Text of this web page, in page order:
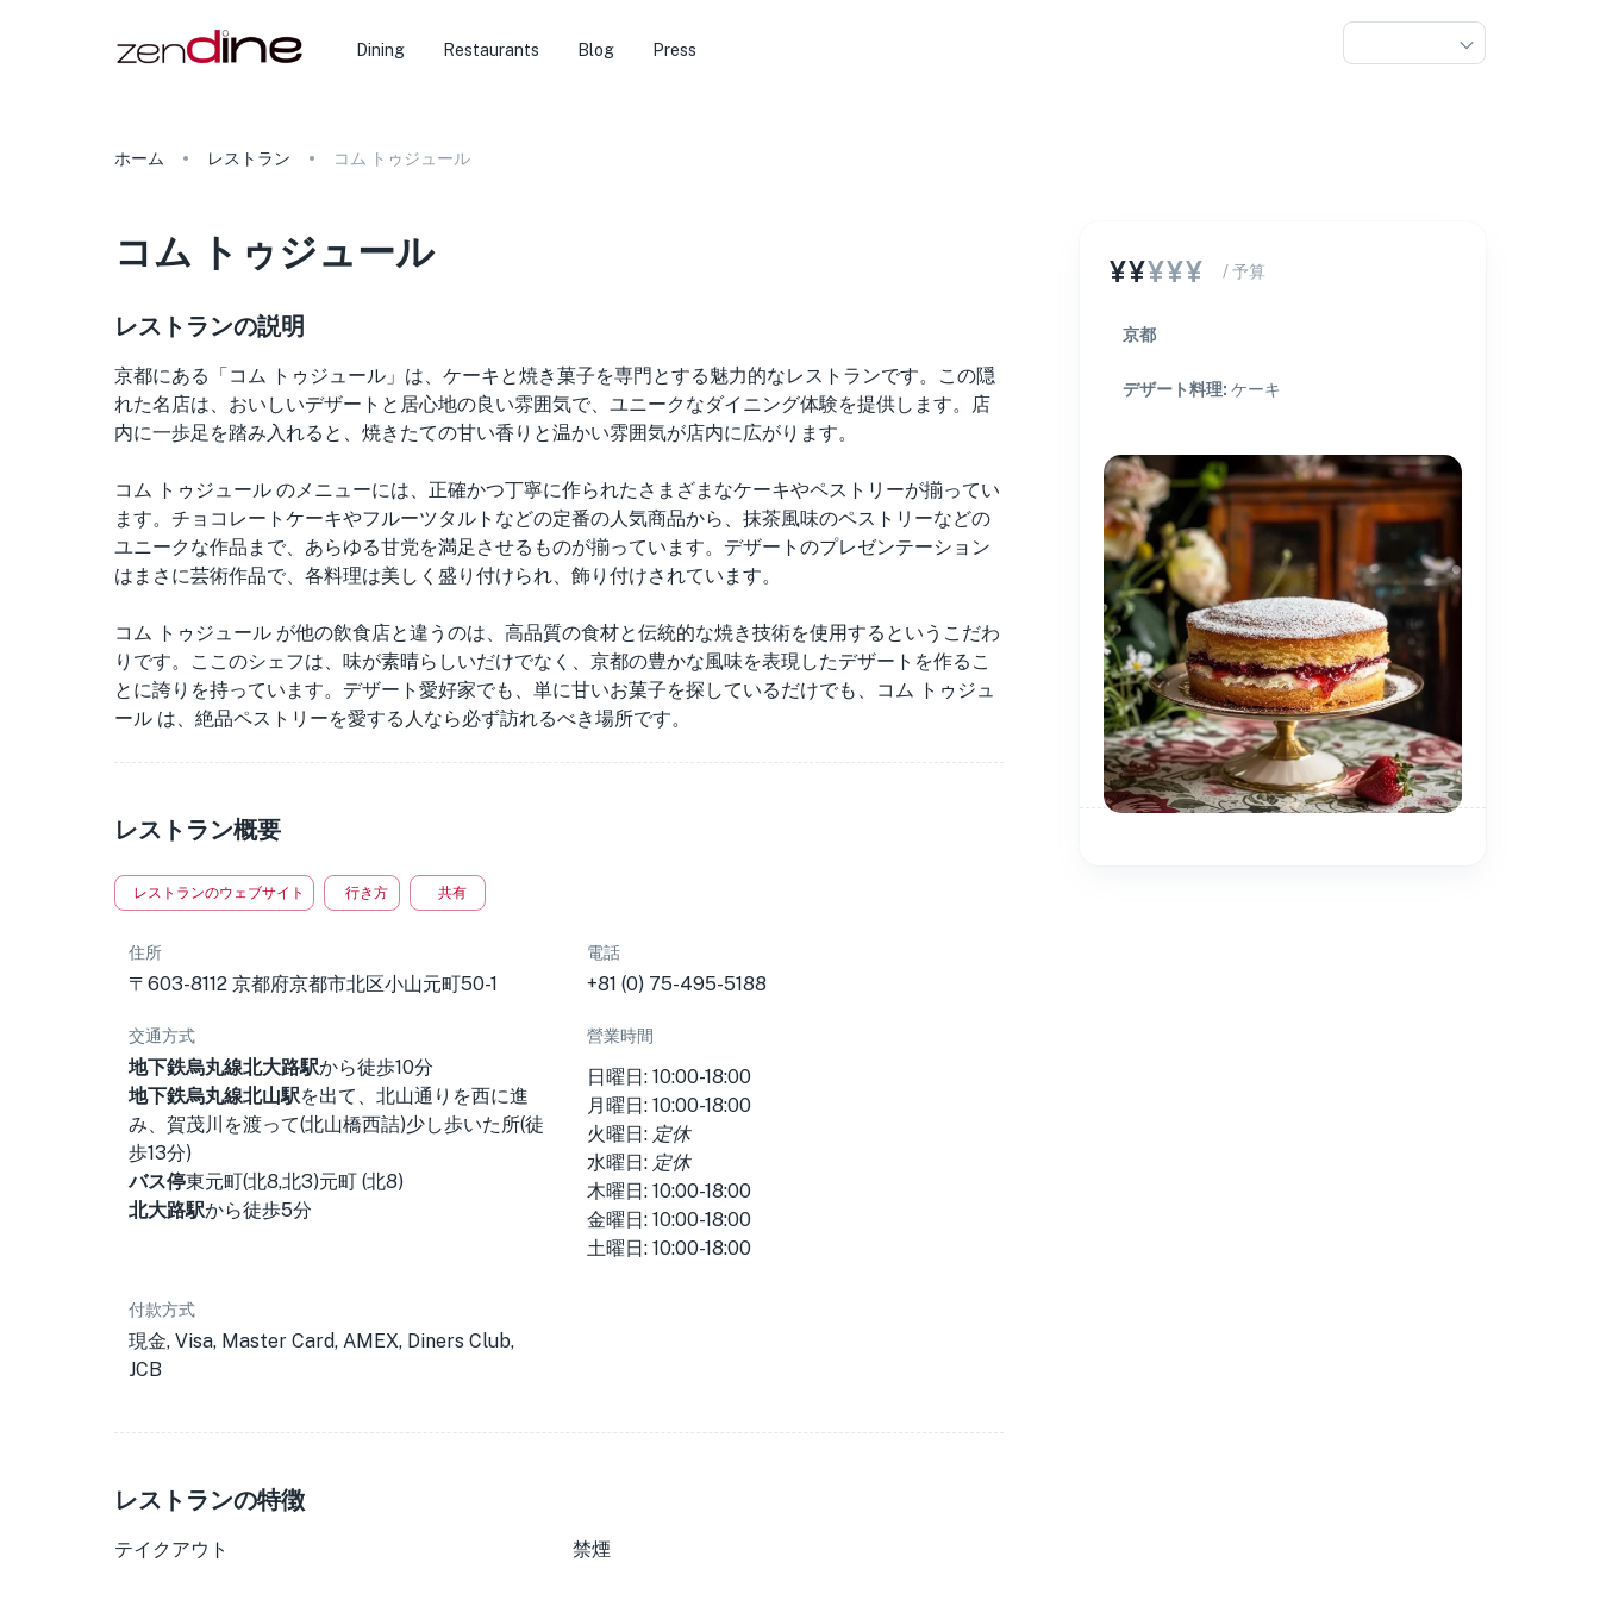
Dining Restaurants Blog Press
ホーム レストラン コム トゥジュール
コム トゥジュール
レストランの説明
京都にある「コム トゥジュール」は、ケーキと焼き菓子を専門とする魅力的なレストランです。この隠
れた名店は、おいしいデザートと居心地の良い雰囲気で、ユニークなダイニング体験を提供します。店
内に一歩足を踏み入れると、焼きたての甘い香りと温かい雰囲気が店内に広がります。
コム トゥジュール のメニューには、正確かつ丁寧に作られたさまざまなケーキやペストリーが揃ってい
ます。チョコレートケーキやフルーツタルトなどの定番の人気商品から、抹茶風味のペストリーなどの
ユニークな作品まで、あらゆる甘党を満足させるものが揃っています。デザートのプレゼンテーション
はまさに芸術作品で、各料理は美しく盛り付けられ、飾り付けされています。
コム トゥジュール が他の飲食店と違うのは、高品質の食材と伝統的な焼き技術を使用するというこだわ
りです。ここのシェフは、味が素晴らしいだけでなく、京都の豊かな風味を表現したデザートを作るこ
とに誇りを持っています。デザート愛好家でも、単に甘いお菓子を探しているだけでも、コム トゥジュ
ール は、絶品ペストリーを愛する人なら必ず訪れるべき場所です。
レストラン概要
レストランのウェブサイト 行き方 共有
住所
〒603-8112 京都府京都市北区小山元町50-1
電話
+81 (0) 75-495-5188
交通方式
地下鉄烏丸線北大路駅から徒歩10分
地下鉄烏丸線北山駅を出て、北山通りを西に進
み、賀茂川を渡って(北山橋西詰)少し歩いた所(徒
歩13分)
バス停東元町(北8,北3)元町 (北8)
北大路駅から徒歩5分
營業時間
日曜日: 10:00-18:00
月曜日: 10:00-18:00
火曜日: 定休
水曜日: 定休
木曜日: 10:00-18:00
金曜日: 10:00-18:00
土曜日: 10:00-18:00
付款方式
現金, Visa, Master Card, AMEX, Diners Club,
JCB
レストランの特徴
テイクアウト 禁煙
¥¥¥¥¥ / 予算
京都
デザート料理: ケーキ